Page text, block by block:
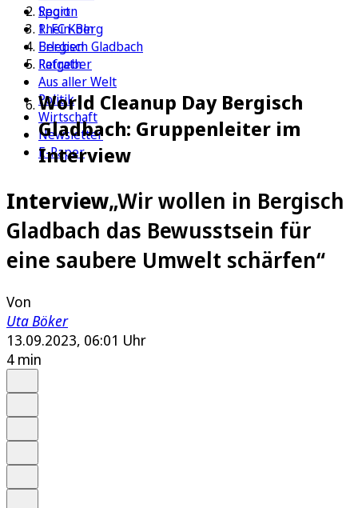
Sport
1. FC Köln
Erleben
Ratgeber
Aus aller Welt
Politik
Wirtschaft
Newsletter
E-Paper
Region
Rhein-Berg
Bergisch Gladbach
Refrath
World Cleanup Day Bergisch
Gladbach: Gruppenleiter im
Interview
Interview„Wir wollen in Bergisch
Gladbach das Bewusstsein für
eine saubere Umwelt schärfen“
Von
Uta Böker
13.09.2023, 06:01 Uhr
4 min